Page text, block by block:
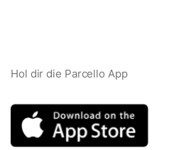
Hol dir die Parcello App